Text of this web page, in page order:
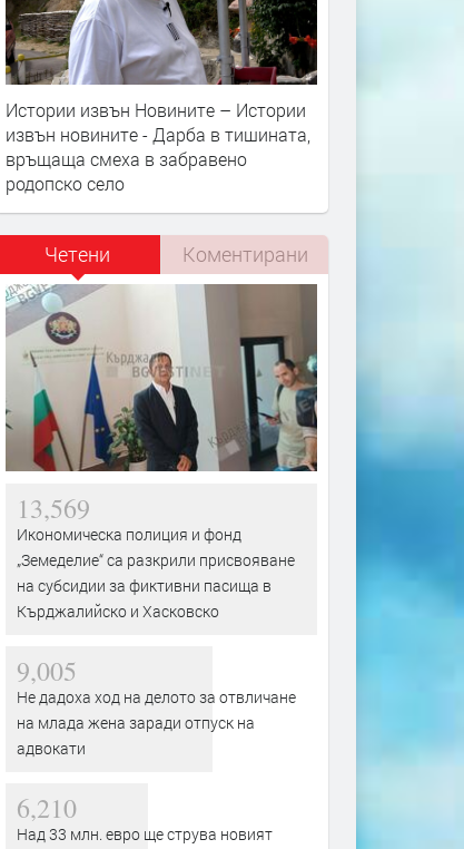
Истории извън Новините – Истории
извън новините - Дарба в тишината,
връщаща смеха в забравено
родопско село
Четени Коментирани
13,569
Икономическа полиция и фонд
„Земеделие“ са разкрили присвояване
на субсидии за фиктивни пасища в
Кърджалийско и Хасковско
9,005
Не дадоха ход на делото за отвличане
на млада жена заради отпуск на
адвокати
6,210
Над 33 млн. евро ще струва новият